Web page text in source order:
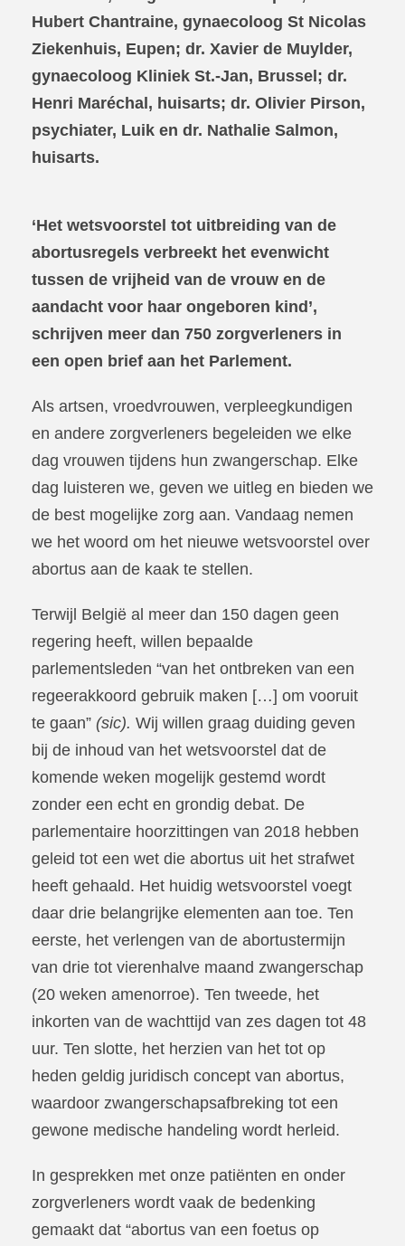
Hubert Chantraine, gynaecoloog St Nicolas
Ziekenhuis, Eupen; dr. Xavier de Muylder,
gynaecoloog Kliniek St.-Jan, Brussel; dr.
Henri Maréchal, huisarts; dr. Olivier Pirson,
psychiater, Luik en dr. Nathalie Salmon,
huisarts.
‘Het wetsvoorstel tot uitbreiding van de
abortusregels verbreekt het evenwicht
tussen de vrijheid van de vrouw en de
aandacht voor haar ongeboren kind’,
schrijven meer dan 750 zorgverleners in
een open brief aan het Parlement.
Als artsen, vroedvrouwen, verpleegkundigen
en andere zorgverleners begeleiden we elke
dag vrouwen tijdens hun zwangerschap. Elke
dag luisteren we, geven we uitleg en bieden we
de best mogelijke zorg aan. Vandaag nemen
we het woord om het nieuwe wetsvoorstel over
abortus aan de kaak te stellen.
Terwijl België al meer dan 150 dagen geen
regering heeft, willen bepaalde
parlementsleden “van het ontbreken van een
regeerakkoord gebruik maken […] om vooruit
te gaan” (sic). Wij willen graag duiding geven
bij de inhoud van het wetsvoorstel dat de
komende weken mogelijk gestemd wordt
zonder een echt en grondig debat. De
parlementaire hoorzittingen van 2018 hebben
geleid tot een wet die abortus uit het strafwet
heeft gehaald. Het huidig wetsvoorstel voegt
daar drie belangrijke elementen aan toe. Ten
eerste, het verlengen van de abortustermijn
van drie tot vierenhalve maand zwangerschap
(20 weken amenorroe). Ten tweede, het
inkorten van de wachttijd van zes dagen tot 48
uur. Ten slotte, het herzien van het tot op
heden geldig juridisch concept van abortus,
waardoor zwangerschapsafbreking tot een
gewone medische handeling wordt herleid.
In gesprekken met onze patiënten en onder
zorgverleners wordt vaak de bedenking
gemaakt dat “abortus van een foetus op